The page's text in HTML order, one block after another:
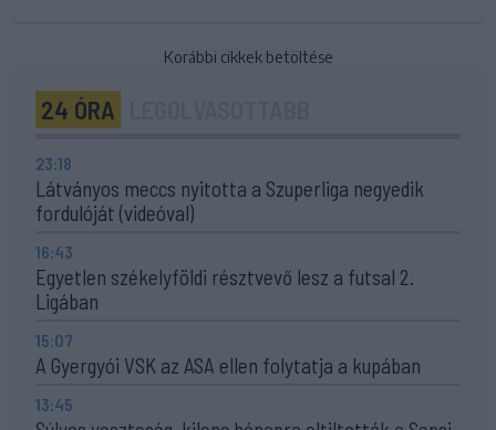
Korábbi cikkek betöltése
24 ÓRA
23:18
Látványos meccs nyitotta a Szuperliga negyedik
fordulóját (videóval)
16:43
Egyetlen székelyföldi résztvevő lesz a futsal 2.
Ligában
15:07
A Gyergyói VSK az ASA ellen folytatja a kupában
13:45